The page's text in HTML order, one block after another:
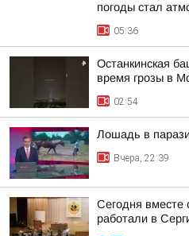
погоды стал
05:36
Останкинская
время грозы в
02:54
Лошадь в
Вчера, 22:39
Сегодня вместе
работали в